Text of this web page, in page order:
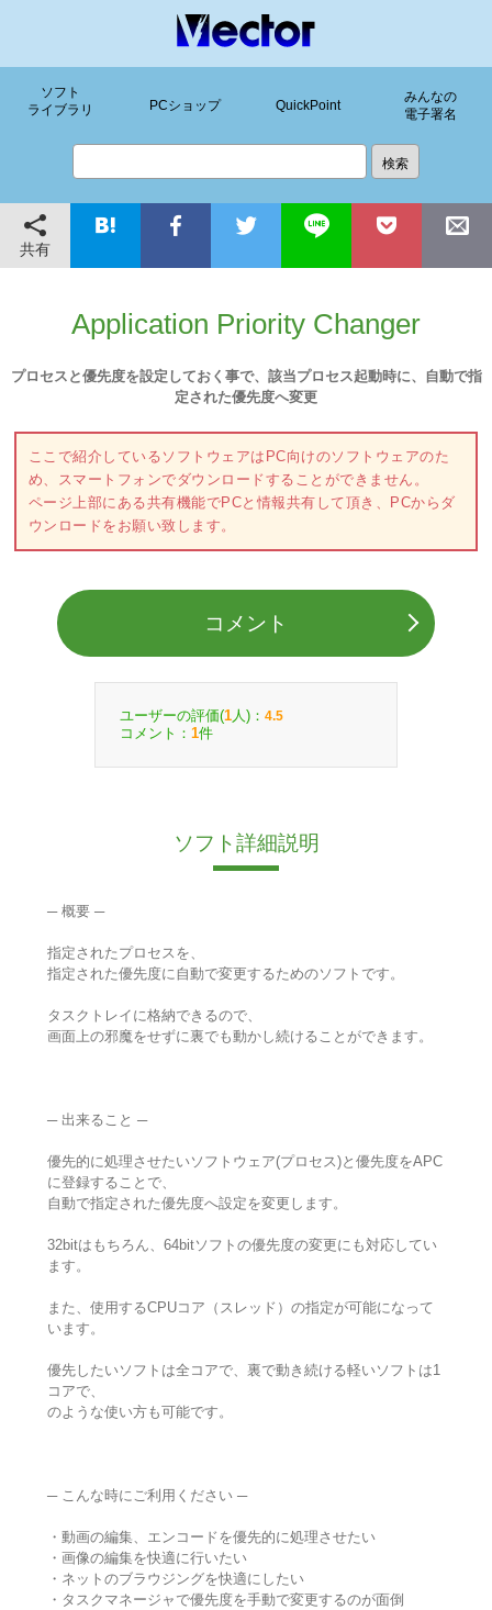
ソフト
ライブラリ
PCショップ QuickPoint
みんなの
電子署名
共有
Application Priority Changer
プロセスと優先度を設定しておく事で、該当プロセス起動時に、自動で指
定された優先度へ変更
ここで紹介しているソフトウェアはPC向けのソフトウェアのた
め、スマートフォンでダウンロードすることができません。
ページ上部にある共有機能でPCと情報共有して頂き、PCからダ
ウンロードをお願い致します。
コメント
ユーザーの評価(1 人)： 4.5
コメント： 1件
ソフト詳細説明
─ 概要 ─
指定されたプロセスを、
指定された優先度に自動で変更するためのソフトです。
タスクトレイに格納できるので、
画面上の邪魔をせずに裏でも動かし続けることができます。
─ 出来ること ─
優先的に処理させたいソフトウェア(プロセス)と優先度をAPC
に登録することで、
自動で指定された優先度へ設定を変更します。
32bitはもちろん、64bitソフトの優先度の変更にも対応してい
ます。
また、使用するCPUコア（スレッド）の指定が可能になって
います。
優先したいソフトは全コアで、裏で動き続ける軽いソフトは1
コアで、
のような使い方も可能です。
─ こんな時にご利用ください ─
・動画の編集、エンコードを優先的に処理させたい
・画像の編集を快適に行いたい
・ネットのブラウジングを快適にしたい
・タスクマネージャで優先度を手動で変更するのが面倒